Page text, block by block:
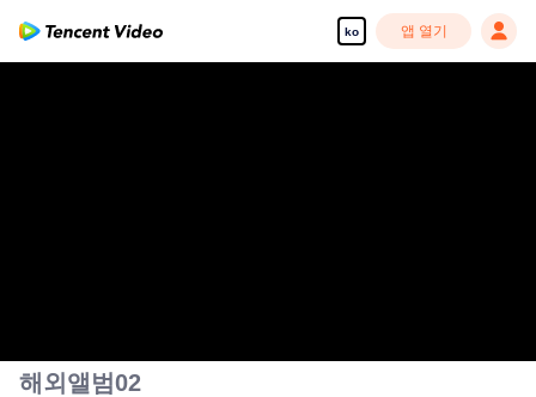
ko 앱 열기
해외앨범02